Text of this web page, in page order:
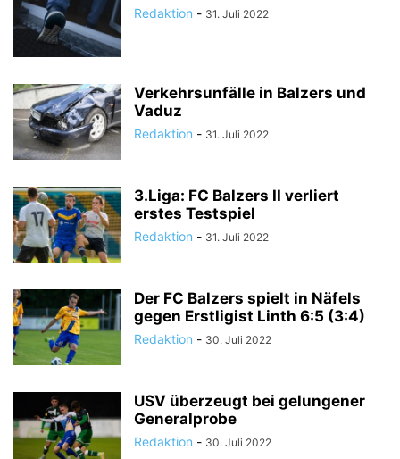
Redaktion - 31. Juli 2022
Verkehrsunfälle in Balzers und
Vaduz
Redaktion - 31. Juli 2022
3.Liga: FC Balzers II verliert
erstes Testspiel
Redaktion - 31. Juli 2022
Der FC Balzers spielt in Näfels
gegen Erstligist Linth 6:5 (3:4)
Redaktion - 30. Juli 2022
USV überzeugt bei gelungener
Generalprobe
Redaktion - 30. Juli 2022